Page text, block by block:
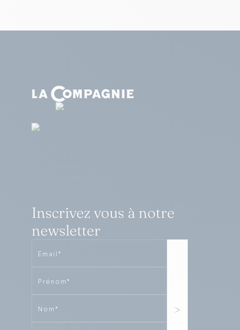
Inscrivez vous à notre
newsletter